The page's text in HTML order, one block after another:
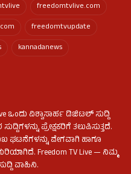
freedomtvlive.com
freedomtvupdate
kannadanews
ಒಂದು ವಿಶ್ವಾಸಾರ್ಹ ಡಿಜಿಟಲ್ ಸುದ್ದಿ
ಪ್ರೇಕ್ಷಕರಿಗೆ ತಲುಪಿಸುತ್ತದೆ.
ಘಟನೆಗಳನ್ನು ವೇಗವಾಗಿ ಹಾಗೂ
Freedom TV Live — ನಿಮ್ಮ
ವಾಹಿನಿ.